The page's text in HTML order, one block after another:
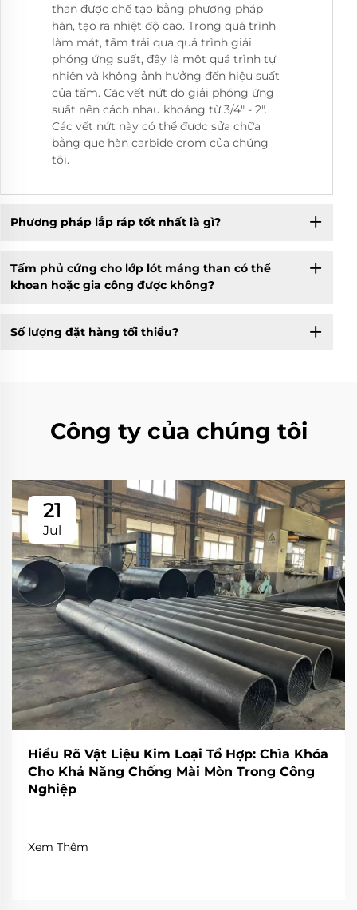
than được chế tạo bằng phương pháp
hàn, tạo ra nhiệt độ cao. Trong quá trình
làm mát, tấm trải qua quá trình giải
phóng ứng suất, đây là một quá trình tự
nhiên và không ảnh hưởng đến hiệu suất
của tấm. Các vết nứt do giải phóng ứng
suất nên cách nhau khoảng từ 3/4" - 2".
Các vết nứt này có thể được sửa chữa
bằng que hàn carbide crom của chúng
tôi.
Phương pháp lắp ráp tốt nhất là gì?
Tấm phủ cứng cho lớp lót máng than có thể
khoan hoặc gia công được không?
Số lượng đặt hàng tối thiểu?
Công ty của chúng tôi
21
Jul
Hiểu Rõ Vật Liệu Kim Loại Tổ Hợp: Chìa Khóa
Cho Khả Năng Chống Mài Mòn Trong Công
Nghiệp
Xem Thêm